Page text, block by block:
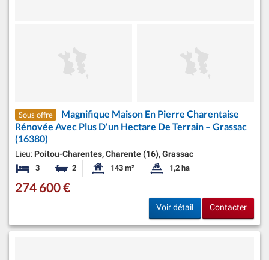
Sous offre
Magnifique Maison En Pierre Charentaise
Rénovée Avec Plus D'un Hectare De Terrain – Grassac
(16380)
Lieu: Poitou-Charentes, Charente (16), Grassac
3 Chambres
2 Salles de bainsSurface habitable:
143 m² Superficie du terrain:
1,2 ha
274 600 €
Voir détail Contacter